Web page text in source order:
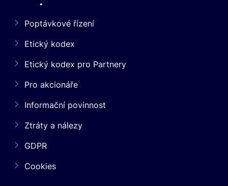
Poptávkové řízení
Etický kodex
Etický kodex pro Partnery
Pro akcionáře
Informační povinnost
Ztráty a nálezy
GDPR
Cookies